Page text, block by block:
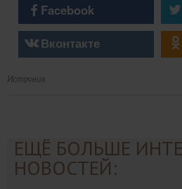
Facebook
Вконтакте
Источник
ЕЩЁ БОЛЬШЕ
НОВОСТЕЙ: